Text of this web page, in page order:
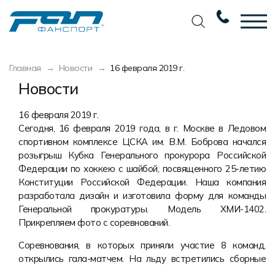
Главная Новости 16 февраля 2019 г.
Новости
16 февраля 2019 г.
Сегодня, 16 февраля 2019 года, в г. Москве в Ледовом
спортивном комплексе ЦСКА им. В.М. Боброва начался
розыгрыш Кубка Генерального прокурора Российской
Федерации по хоккею с шайбой, посвященного 25-летию
Конституции Российской Федерации. Наша компания
разработала дизайн и изготовила форму для команды
Генеральной прокуратуры. Модель ХМИ-1402.
Прикрепляем фото с соревнований.
Соревнования, в которых приняли участие 8 команд,
открылись гала-матчем. На льду встретились сборные
Футбол
Баскетбол
Волейбол
Хоккей
Беговая форма
Другие виды спорта
Спортивная одежда
Мерч и сувенирка
Новости
Наши награды
Сертификаты
Наши работы
Галерея работ
Фото изделий
Наше производство
Вакансии
Разработка дизайна
Услуги по пошиву
Экипировка
Экипировка профессиональных
команд
Изготовление мерча
Пошив формы для курьеров
Разработка дизайна
Требования к макету
Технологии печати
Уход за изделиями
Виды тканей
Карта цветов
Таблица размеров
Маркировка и упаковка изделий